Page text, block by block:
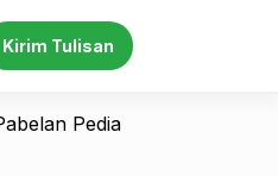
Kirim Tulisan
Pedia